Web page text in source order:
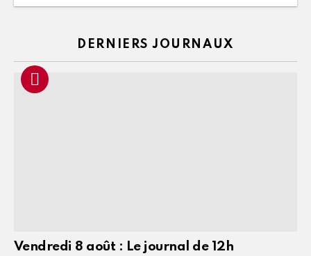
DERNIERS JOURNAUX
Vendredi 8 août : Le journal de 12h